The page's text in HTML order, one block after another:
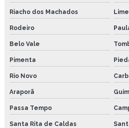
Riacho dos Machados
Rodeiro
Belo Vale
Pimenta
Rio Novo
Araporã
Passa Tempo
Santa Rita de Caldas